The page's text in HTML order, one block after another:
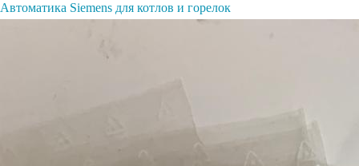
Автоматика Siemens для котлов и горелок